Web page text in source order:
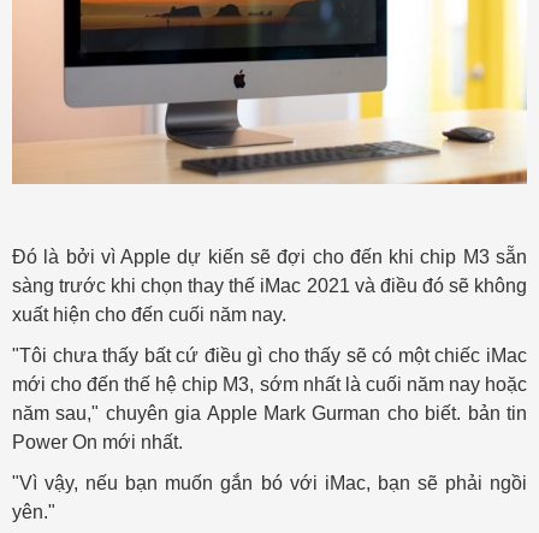
Đó là bởi vì Apple dự kiến ​​sẽ đợi cho đến khi chip M3 sẵn
sàng trước khi chọn thay thế iMac 2021 và điều đó sẽ không
xuất hiện cho đến cuối năm nay.
"Tôi chưa thấy bất cứ điều gì cho thấy sẽ có một chiếc iMac
mới cho đến thế hệ chip M3, sớm nhất là cuối năm nay hoặc
năm sau," chuyên gia Apple Mark Gurman cho biết. bản tin
Power On mới nhất.
"Vì vậy, nếu bạn muốn gắn bó với iMac, bạn sẽ phải ngồi
yên."